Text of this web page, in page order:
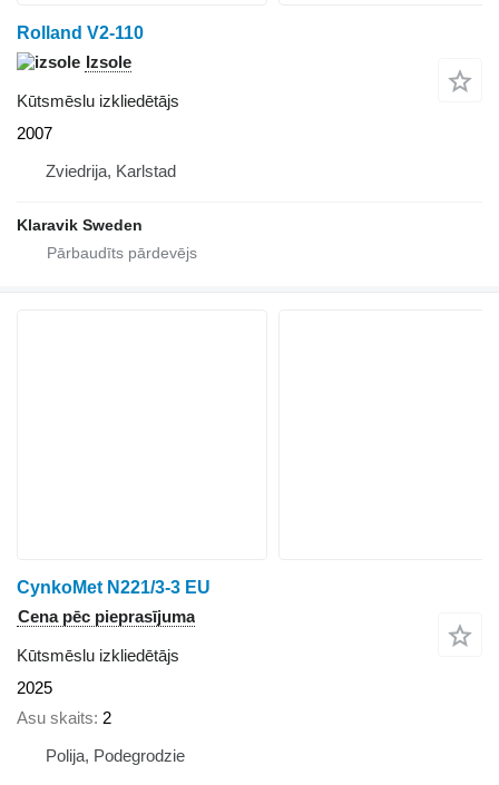
Rolland V2-110
Izsole
Kūtsmēslu izkliedētājs
2007
Zviedrija, Karlstad
Klaravik Sweden
CynkoMet N221/3-3 EU
Cena pēc pieprasījuma
Kūtsmēslu izkliedētājs
2025
Asu skaits 2
Polija, Podegrodzie